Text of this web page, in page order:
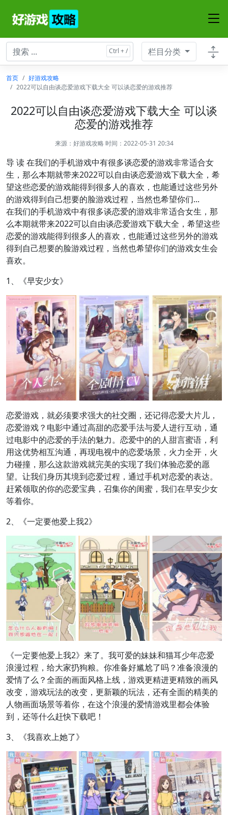
栏目分类
首页
好游戏攻略
2022可以自由谈恋爱游戏下载大全 可以谈恋爱的游戏推荐
2022可以自由谈恋爱游戏下载大全 可以谈
恋爱的游戏推荐
来源： 好游戏攻略时间：2022-05-31 20:34
导 读 在我们的手机游戏中有很多谈恋爱的游戏非常适合女
生，那么本期就带来2022可以自由谈恋爱游戏下载大全，希
望这些恋爱的游戏能得到很多人的喜欢，也能通过这些另外
的游戏得到自己想要的脸游戏过程，当然也希望你们...
在我们的手机游戏中有很多谈恋爱的游戏非常适合女生，那
么本期就带来2022可以自由谈恋爱游戏下载大全，希望这些
恋爱的游戏能得到很多人的喜欢，也能通过这些另外的游戏
得到自己想要的脸游戏过程，当然也希望你们的游戏女生会
喜欢。
1、《早安少女》
恋爱游戏，就必须要求强大的社交圈，还记得恋爱大片儿，
恋爱游戏？电影中通过高甜的恋爱手法与爱人进行互动，通
过电影中的恋爱的手法的魅力。恋爱中的的人甜言蜜语，利
用这优势相互沟通，再现电视中的恋爱场景，火力全开，火
力碰撞，那么这款游戏就完美的实现了我们体验恋爱的愿
望。让我们身历其境到恋爱过程，通过手机对恋爱的表达。
赶紧领取的你的恋爱宝典，召集你的闺蜜，我们在早安少女
等着你。
2、《一定要他爱上我2》
《一定要他爱上我2》来了。我可爱的妹妹和猫耳少年恋爱
浪漫过程，给大家扔狗粮。你准备好尴尬了吗？准备浪漫的
爱情了么？全面的画面风格上线，游戏更精进更精致的画风
改变，游戏玩法的改变，更新颖的玩法，还有全面的精美的
人物画面场景等着你，在这个浪漫的爱情游戏里都会体验
到，还等什么赶快下载吧！
3、《我喜欢上她了》